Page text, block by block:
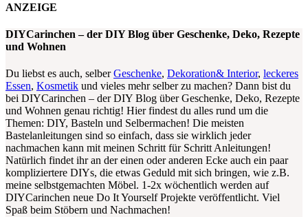
ANZEIGE
DIYCarinchen – der DIY Blog über Geschenke, Deko, Rezepte
und Wohnen
Du liebst es auch, selberGeschenke, Dekoration& Interior, leckeres
Essen, Kosmetik und vieles mehr selber zu machen? Dann bist du
bei DIYCarinchen – der DIY Blog über Geschenke, Deko, Rezepte
und Wohnen genau richtig! Hier findest du alles rund um die
Themen: DIY, Basteln und Selbermachen! Die meisten
Bastelanleitungen sind so einfach, dass sie wirklich jeder
nachmachen kann mit meinen Schritt für Schritt Anleitungen!
Natürlich findet ihr an der einen oder anderen Ecke auch ein paar
kompliziertere DIYs, die etwas Geduld mit sich bringen, wie z.B.
meine selbstgemachten Möbel. 1-2x wöchentlich werden auf
DIYCarinchen neue Do It Yourself Projekte veröffentlicht. Viel
Spaß beim Stöbern und Nachmachen!